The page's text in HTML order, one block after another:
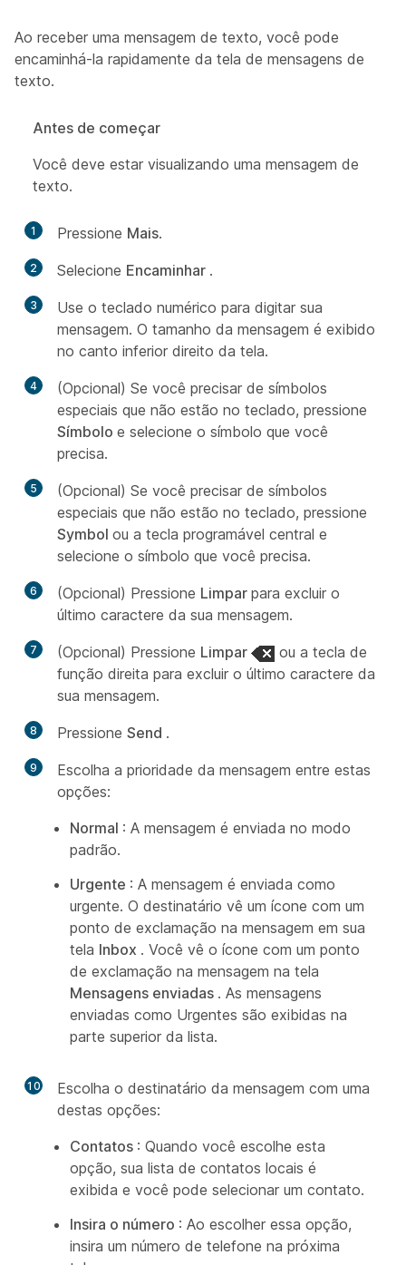
Ao receber uma mensagem de texto, você pode
encaminhá-la rapidamente da tela de mensagens de
texto.
Antes de começar
Você deve estar visualizando uma mensagem de
texto.
1 Pressione Mais.
2 Selecione Encaminhar .
3
Use o teclado numérico para digitar sua
mensagem. O tamanho da mensagem é exibido
no canto inferior direito da tela.
4
(Opcional) Se você precisar de símbolos
especiais que não estão no teclado, pressione
Símbolo e selecione o símbolo que você
precisa.
5
(Opcional) Se você precisar de símbolos
especiais que não estão no teclado, pressione
Symbol ou a tecla programável central e
selecione o símbolo que você precisa.
6 (Opcional) Pressione Limpar para excluir o
último caractere da sua mensagem.
7 (Opcional) Pressione Limpar
ou a tecla de
função direita para excluir o último caractere da
sua mensagem.
8 Pressione Send .
9
Escolha a prioridade da mensagem entre estas
opções:
Normal : A mensagem é enviada no modo
padrão.
Urgente : A mensagem é enviada como
urgente. O destinatário vê um ícone com um
ponto de exclamação na mensagem em sua
tela Inbox . Você vê o ícone com um ponto
de exclamação na mensagem na tela
Mensagens enviadas . As mensagens
enviadas como Urgentes são exibidas na
parte superior da lista.
10
Escolha o destinatário da mensagem com uma
destas opções:
Contatos : Quando você escolhe esta
opção, sua lista de contatos locais é
exibida e você pode selecionar um contato.
Insira o número : Ao escolher essa opção,
insira um número de telefone na próxima